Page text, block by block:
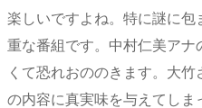
楽しいですよね。特に謎に
重な番組です。中村仁美アナ
くて恐れおののきます。大
の内容に真実味を与えてし